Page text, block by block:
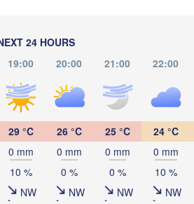
24 HOURS
19:00 20:00 21:00 22:00
29 °C
0 mm
10 %
NW
26 °C
0 mm
0 %
NW
25 °C
0 mm
0 %
NW
24 °C
0 mm
10 %
NW
(Odesa)
(Sevastopol)